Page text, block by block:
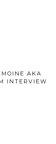
AKA
INTERVIEW